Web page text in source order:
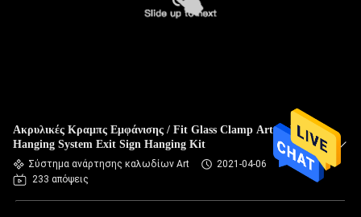
Ακρυλικές Κραμπς Εμφάνισης / Fit Glass Clamp Art Cable
Hanging System Exit Sign Hanging Kit
Σύστημα ανάρτησης καλωδίων Art
2021-04-06
233 απόψεις